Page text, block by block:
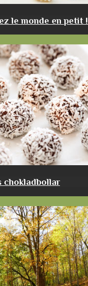
le monde en petit !
chokladbollar